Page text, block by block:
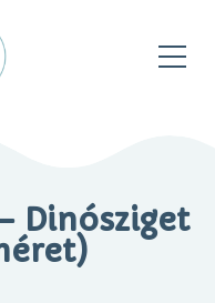
Dinósziget